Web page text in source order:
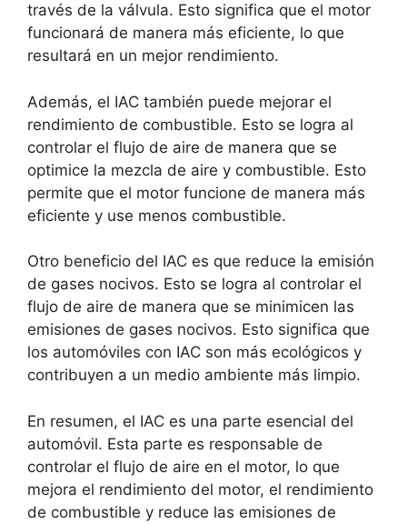
través de la válvula. Esto significa que el motor
funcionará de manera más eficiente, lo que
resultará en un mejor rendimiento.
Además, el IAC también puede mejorar el
rendimiento de combustible. Esto se logra al
controlar el flujo de aire de manera que se
optimice la mezcla de aire y combustible. Esto
permite que el motor funcione de manera más
eficiente y use menos combustible.
Otro beneficio del IAC es que reduce la emisión
de gases nocivos. Esto se logra al controlar el
flujo de aire de manera que se minimicen las
emisiones de gases nocivos. Esto significa que
los automóviles con IAC son más ecológicos y
contribuyen a un medio ambiente más limpio.
En resumen, el IAC es una parte esencial del
automóvil. Esta parte es responsable de
controlar el flujo de aire en el motor, lo que
mejora el rendimiento del motor, el rendimiento
de combustible y reduce las emisiones de